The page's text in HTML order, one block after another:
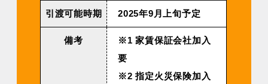
引渡可能時期 2025年9⽉上旬予定
備考
※1 家賃保証会社加入
要
※2 指定火災保険加入